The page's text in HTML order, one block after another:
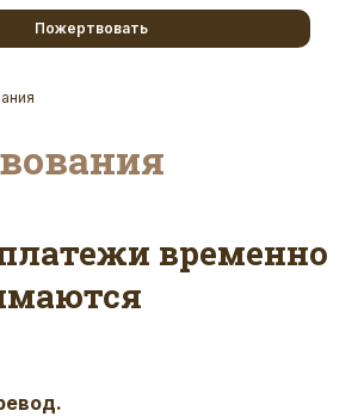
Пожертвовать
временно